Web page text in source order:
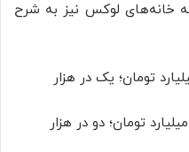
خانه‌های لوکس نیز به شرح